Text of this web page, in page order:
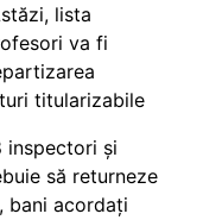
lista
va fi
titularizabile
inspectori și
să returneze
bani acordați